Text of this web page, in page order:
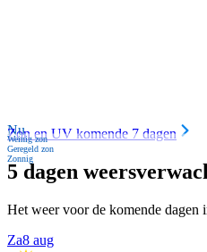
Nu
Weinig zon
Geregeld zon
Zonnig
Zon en UV komende 7 dagen
5 dagen
Het weer voor de komende dagen
Za8 aug